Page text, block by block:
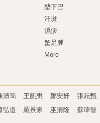
墊下巴
汗斑
濕疹
蟹足腫
More
清筠 王麒惠 鄭安妤
張耘甄
弘道 羅景家 巫清隆 蘇瑋智